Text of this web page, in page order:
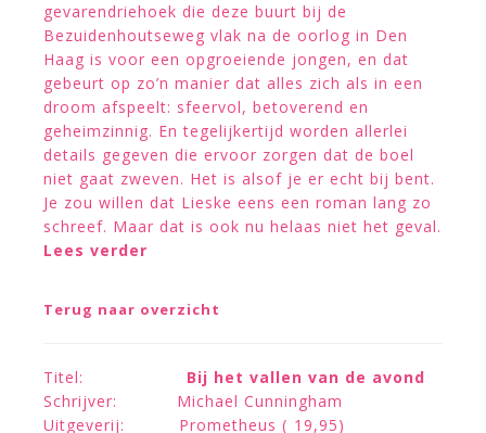
gevarendriehoek die deze buurt bij de
Bezuidenhoutseweg vlak na de oorlog in Den
Haag is voor een opgroeiende jongen, en dat
gebeurt op zo’n manier dat alles zich als in een
droom afspeelt: sfeervol, betoverend en
geheimzinnig. En tegelijkertijd worden allerlei
details gegeven die ervoor zorgen dat de boel
niet gaat zweven. Het is alsof je er echt bij bent.
Je zou willen dat Lieske eens een roman lang zo
schreef. Maar dat is ook nu helaas niet het geval.
Lees verder
Terug naar overzicht
Titel: Bij het vallen van de avond
Schrijver: Michael Cunningham
Uitgeverij: Prometheus ( 19,95)